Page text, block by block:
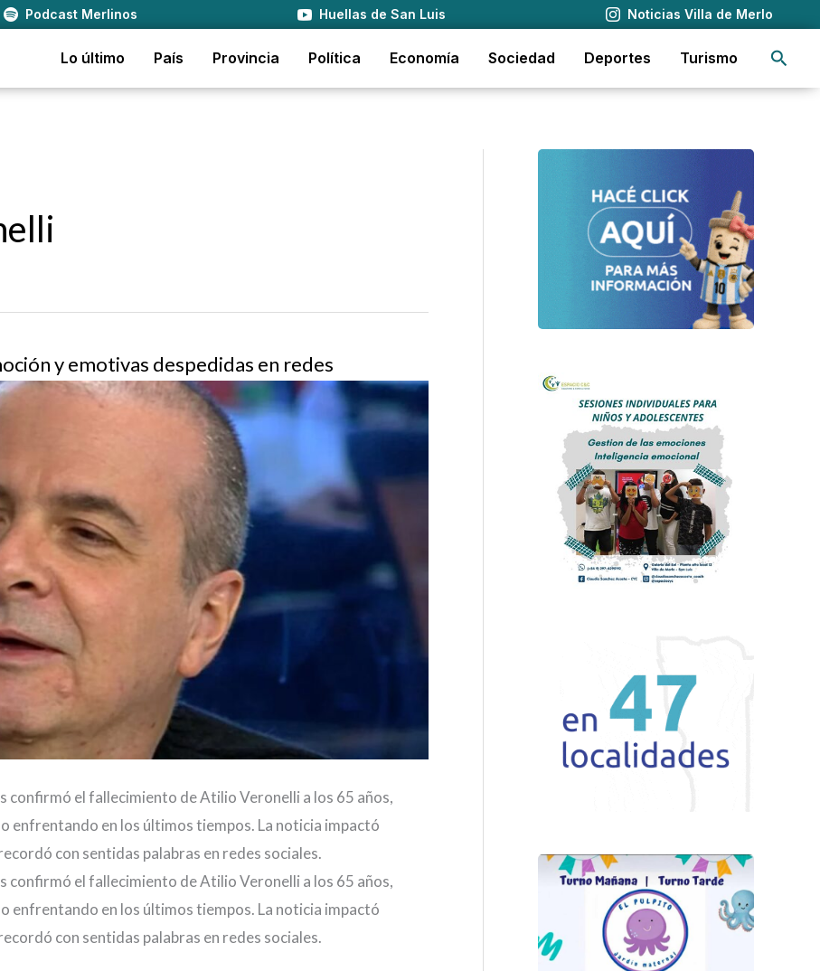
Podcast Merlinos Huellas de San Luis Noticias Villa de Merlo
Lo último País Provincia Política Economía Sociedad Deportes Turismo
y emotivas despedidas en redes
el fallecimiento de Atilio Veronelli a los 65 años,
enfrentando en los últimos tiempos. La noticia impactó
con sentidas palabras en redes sociales.
el fallecimiento de Atilio Veronelli a los 65 años,
enfrentando en los últimos tiempos. La noticia impactó
con sentidas palabras en redes sociales.